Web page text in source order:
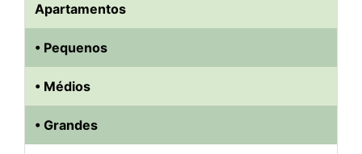
Apartamentos
• Pequenos
• Médios
• Grandes